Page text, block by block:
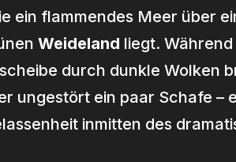
ein flammendes Meer über
Weideland liegt. Während
durch dunkle Wolken
ungestört ein paar Schafe –
inmitten des